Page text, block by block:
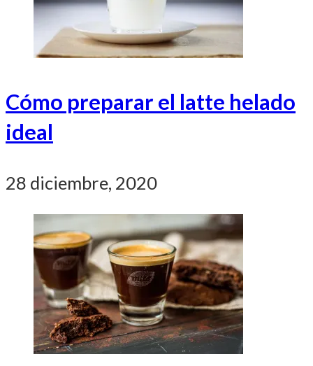
Cómo preparar el latte helado
ideal
28 diciembre, 2020